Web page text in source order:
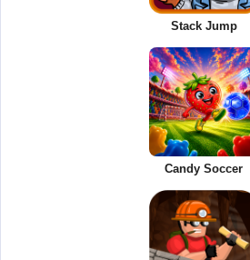
Stack Jump
Candy Soccer